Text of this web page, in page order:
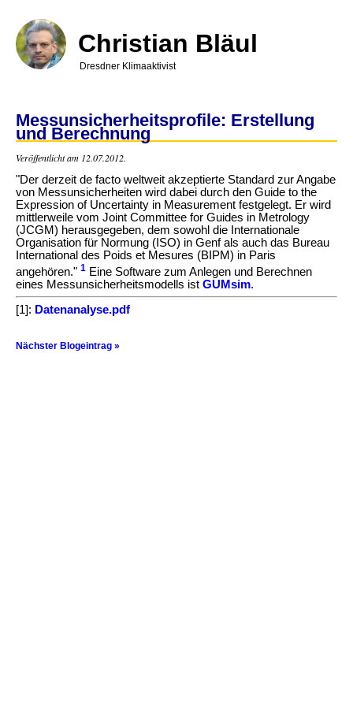
Inhalt
Christian Bläul
Dresdner Klimaaktivist
Messunsicherheitsprofile: Erstellung
und Berechnung
Veröffentlicht am 12.07.2012.
"Der derzeit de facto weltweit akzeptierte Standard zur Angabe
von Messunsicherheiten wird dabei durch den Guide to the
Expression of Uncertainty in Measurement festgelegt. Er wird
mittlerweile vom Joint Committee for Guides in Metrology
(JCGM) herausgegeben, dem sowohl die Internationale
Organisation für Normung (ISO) in Genf als auch das Bureau
International des Poids et Mesures (BIPM) in Paris
angehören." 1 Eine Software zum Anlegen und Berechnen
eines Messunsicherheits­modells ist GUMsim.
[1]: Datenanalyse.pdf
Nächster Blogeintrag »